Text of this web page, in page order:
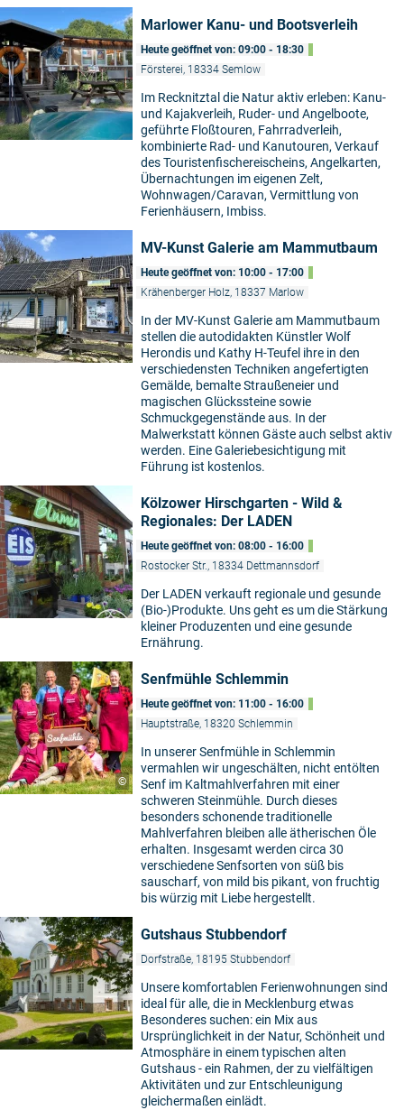
Marlower Kanu- und Bootsverleih
Heute geöffnet von: 09:00 - 18:30
Försterei, 18334 Semlow
Im Recknitztal die Natur aktiv erleben: Kanu-
und Kajakverleih, Ruder- und Angelboote,
geführte Floßtouren, Fahrradverleih,
kombinierte Rad- und Kanutouren, Verkauf
des Touristenfischereischeins, Angelkarten,
Übernachtungen im eigenen Zelt,
Wohnwagen/Caravan, Vermittlung von
Ferienhäusern, Imbiss.
MV-Kunst Galerie am Mammutbaum
Heute geöffnet von: 10:00 - 17:00
Krähenberger Holz, 18337 Marlow
In der MV-Kunst Galerie am Mammutbaum
stellen die autodidakten Künstler Wolf
Herondis und Kathy H-Teufel ihre in den
verschiedensten Techniken angefertigten
Gemälde, bemalte Straußeneier und
magischen Glückssteine sowie
Schmuckgegenstände aus. In der
Malwerkstatt können Gäste auch selbst aktiv
werden. Eine Galeriebesichtigung mit
Führung ist kostenlos.
Kölzower Hirschgarten - Wild &
Regionales: Der LADEN
Heute geöffnet von: 08:00 - 16:00
Rostocker Str., 18334 Dettmannsdorf
Der LADEN verkauft regionale und gesunde
(Bio-)Produkte. Uns geht es um die Stärkung
kleiner Produzenten und eine gesunde
Ernährung.
©
Senfmühle Schlemmin
Heute geöffnet von: 11:00 - 16:00
Hauptstraße, 18320 Schlemmin
In unserer Senfmühle in Schlemmin
vermahlen wir ungeschälten, nicht entölten
Senf im Kaltmahlverfahren mit einer
schweren Steinmühle. Durch dieses
besonders schonende traditionelle
Mahlverfahren bleiben alle ätherischen Öle
erhalten. Insgesamt werden circa 30
verschiedene Senfsorten von süß bis
sauscharf, von mild bis pikant, von fruchtig
bis würzig mit Liebe hergestellt.
Gutshaus Stubbendorf
Dorfstraße, 18195 Stubbendorf
Unsere komfortablen Ferienwohnungen sind
ideal für alle, die in Mecklenburg etwas
Besonderes suchen: ein Mix aus
Ursprünglichkeit in der Natur, Schönheit und
Atmosphäre in einem typischen alten
Gutshaus - ein Rahmen, der zu vielfältigen
Aktivitäten und zur Entschleunigung
gleichermaßen einlädt.